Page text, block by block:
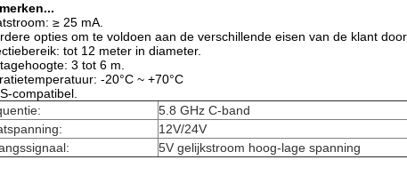
≥ 25 mA.
opties om te voldoen aan de verschillende eisen van de klant
tot 12 meter in diameter.
3 tot 6 m.
-20°C ~ +70°C
compatibel.
5.8 GHz C-band
12V/24V
5V gelijkstroom hoog-lage spanning